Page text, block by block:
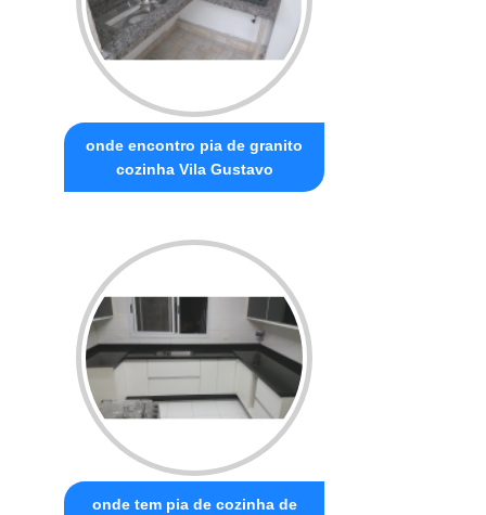
onde encontro pia de granito
cozinha Vila Gustavo
onde tem pia de cozinha de